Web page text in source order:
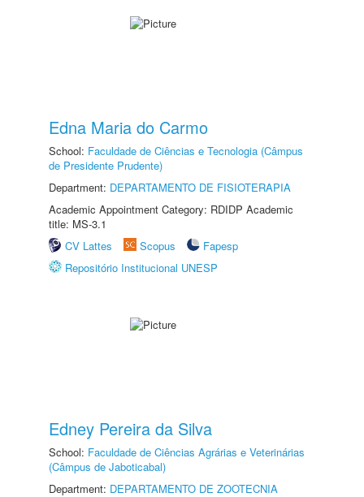
Edna Maria do Carmo
School: Faculdade de Ciências e Tecnologia (Câmpus
de Presidente Prudente)
Department: DEPARTAMENTO DE FISIOTERAPIA
Academic Appointment Category: RDIDP Academic
title: MS-3.1
CV Lattes
Scopus
Fapesp
Repositório Institucional UNESP
Edney Pereira da Silva
School: Faculdade de Ciências Agrárias e Veterinárias
(Câmpus de Jaboticabal)
Department: DEPARTAMENTO DE ZOOTECNIA